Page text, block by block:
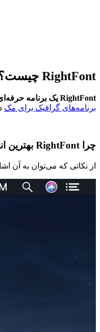
RightFont
RightFont یک برنامه حرفه‌ای مدیریت فونت
برنامه‌های گرافیک برای مک
چرا RightFont بهترین
از نکاتی که می‌توان به